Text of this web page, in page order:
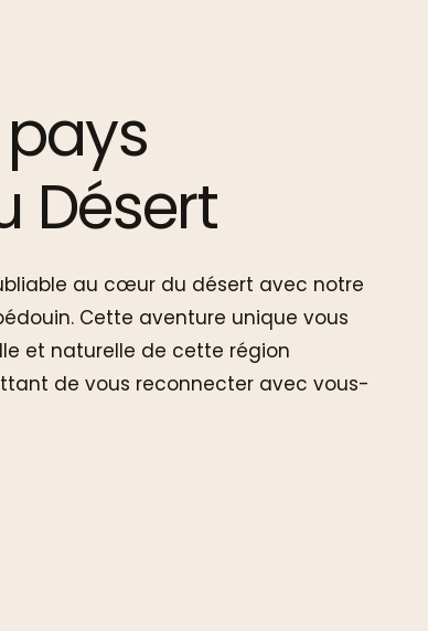
pays
Désert
au cœur du désert avec notre
Cette aventure unique vous
et naturelle de cette région
de vous reconnecter avec vous-